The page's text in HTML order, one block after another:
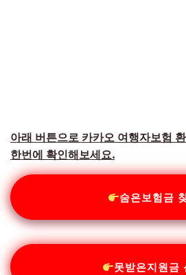
아래 버튼으로 카카오 여행자보험
한번에 확인해보세요.
숨은보험금
못받은지원금